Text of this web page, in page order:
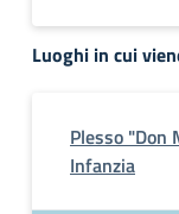
Luoghi in cui
Plesso "Don
Infanzia